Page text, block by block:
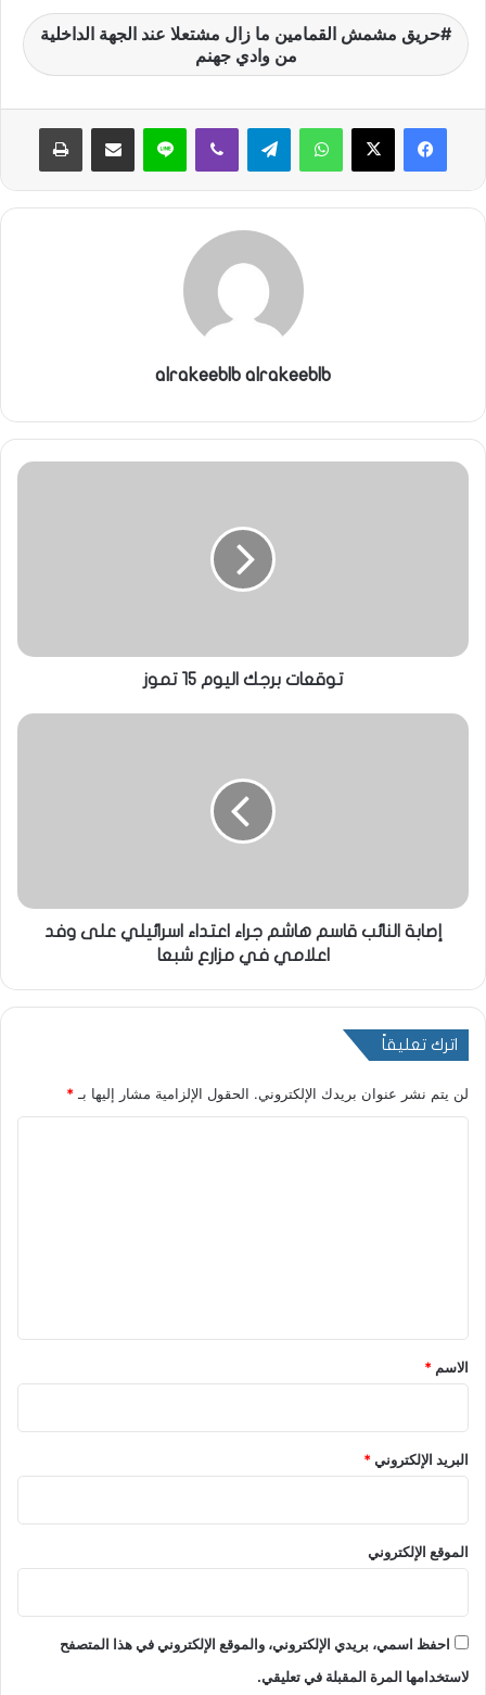
حريق مشمش القمامين ما زال مشتعلا عند الجهة الداخلية
من وادي جهنم
واتساب لاين
alrakeeblb alrakeeblb
توقعات برجك اليوم 15 تموز
إصابة النائب قاسم هاشم جراء اعتداء اسرائيلي على وفد
اعلامي في مزارع شبعا
اترك تعليقاً
لن يتم نشر عنوان بريدك الإلكتروني. الحقول الإلزامية مشار إليها بـ*
*
الاسم *
البريد الإلكتروني*
الموقع الإلكتروني
احفظ اسمي، بريدي الإلكتروني، والموقع الإلكتروني في هذا المتصفح
لاستخدامها المرة المقبلة في تعليقي.